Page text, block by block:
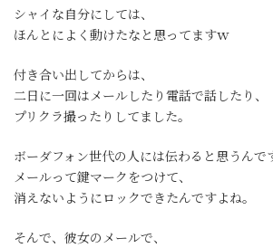
シャイな自分にしては、
ほんとによく動けたなと思ってますｗ
付き合い出してからは、
二日に一回はメールしたり電話で話したり、
プリクラ撮ったりしてました。
ボーダフォン世代の人には伝わると思うんで
メールって鍵マークをつけて、
消えないようにロックできたんですよね。
そんで、彼女のメールで、